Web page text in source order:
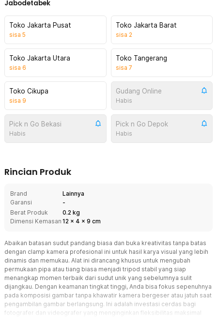
Jabodetabek
Toko Jakarta Pusat
sisa 5
Toko Jakarta Barat
sisa 2
Toko Jakarta Utara
sisa 6
Toko Tangerang
sisa 7
Toko Cikupa
sisa 9
Gudang Online
Habis
Pick n Go Bekasi
Habis
Pick n Go Depok
Habis
Rincian Produk
Brand
Lainnya
Garansi
-
Berat Produk
0.2 kg
Dimensi Kemasan 12 x 4 x 9 cm
Abaikan batasan sudut pandang biasa dan buka kreativitas tanpa batas
dengan clamp kamera profesional ini untuk hasil karya visual yang lebih
dinamis dan memukau. Alat ini dirancang khusus untuk mengubah
permukaan pipa atau tiang biasa menjadi tripod stabil yang siap
menangkap momen terbaik dari sudut unik yang sebelumnya sulit
dijangkau. Dengan keamanan tingkat tinggi, Anda bisa fokus sepenuhnya
pada komposisi gambar tanpa khawatir kamera bergeser atau jatuh saat
pengambilan gambar berlangsung. Ini adalah investasi cerdas bagi
fotografer dan videografer yang menginginkan fleksibilitas maksimal